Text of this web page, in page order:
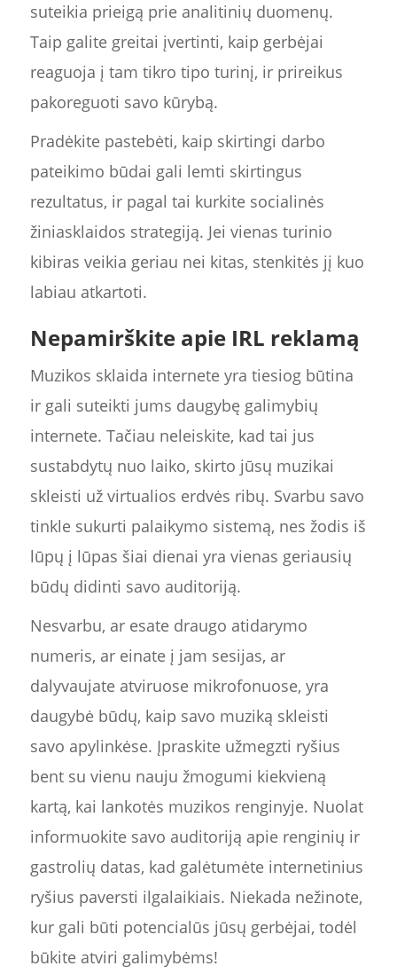
suteikia prieigą prie analitinių duomenų.
Taip galite greitai įvertinti, kaip gerbėjai
reaguoja į tam tikro tipo turinį, ir prireikus
pakoreguoti savo kūrybą.
Pradėkite pastebėti, kaip skirtingi darbo
pateikimo būdai gali lemti skirtingus
rezultatus, ir pagal tai kurkite socialinės
žiniasklaidos strategiją. Jei vienas turinio
kibiras veikia geriau nei kitas, stenkitės jį kuo
labiau atkartoti.
Nepamirškite apie IRL reklamą
Muzikos sklaida internete yra tiesiog būtina
ir gali suteikti jums daugybę galimybių
internete. Tačiau neleiskite, kad tai jus
sustabdytų nuo laiko, skirto jūsų muzikai
skleisti už virtualios erdvės ribų. Svarbu savo
tinkle sukurti palaikymo sistemą, nes žodis iš
lūpų į lūpas šiai dienai yra vienas geriausių
būdų didinti savo auditoriją.
Nesvarbu, ar esate draugo atidarymo
numeris, ar einate į jam sesijas, ar
dalyvaujate atviruose mikrofonuose, yra
daugybė būdų, kaip savo muziką skleisti
savo apylinkėse. Įpraskite užmegzti ryšius
bent su vienu nauju žmogumi kiekvieną
kartą, kai lankotės muzikos renginyje. Nuolat
informuokite savo auditoriją apie renginių ir
gastrolių datas, kad galėtumėte internetinius
ryšius paversti ilgalaikiais. Niekada nežinote,
kur gali būti potencialūs jūsų gerbėjai, todėl
būkite atviri galimybėms!